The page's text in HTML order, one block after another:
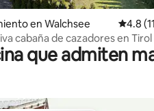
en Walchsee
4.8
cabaña de cazadores en Tirol
que admiten